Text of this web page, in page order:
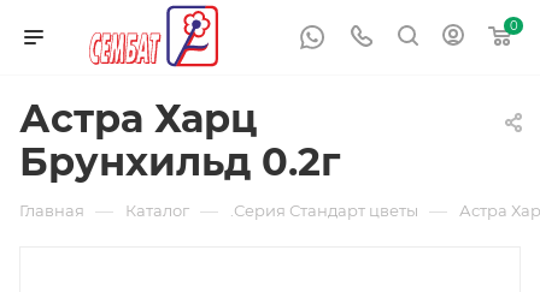
0
Астра Харц
Брунхильд 0.2г
Главная — Каталог — .Серия Стандарт цветы — Астра